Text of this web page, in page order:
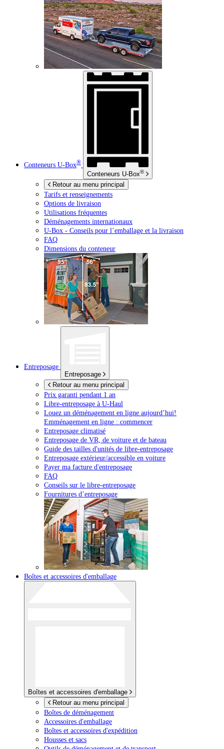
Conteneurs U-Box®
Conteneurs U-Box®
Retour au menu principal
Tarifs et renseignements
Options de livraison
Utilisations fréquentes
Déménagements internationaux
U-Box - Conseils pour l’emballage et la livraison
FAQ
Dimensions du conteneur
Entreposage
Entreposage
Retour au menu principal
Prix garanti pendant 1 an
Libre-entreposage à U-Haul
Louez un déménagement en ligne aujourd’hui!
Emménagement en ligne : commencer
Entreposage climatisé
Entreposage de VR, de voiture et de bateau
Guide des tailles d'unités de libre-entreposage
Entreposage extérieur/accessible en voiture
Payer ma facture d'entreposage
FAQ
Conseils sur le libre-entreposage
Fournitures d’entreposage
Boîtes et accessoires d'emballage
Boîtes et accessoires d'emballage
Retour au menu principal
Boîtes de déménagement
Accessoires d'emballage
Boîtes et accessoires d'expédition
Housses et sacs